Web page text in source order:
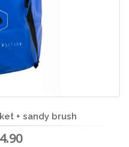
+ sandy brush